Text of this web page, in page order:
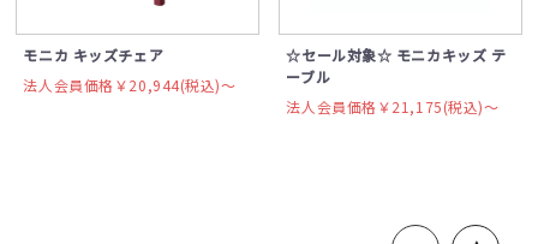
モニカ キッズチェア
法人会員価格￥20,944(税込)〜
☆セール対象☆ モニカキッズ テ
ーブル
法人会員価格￥21,175(税込)〜